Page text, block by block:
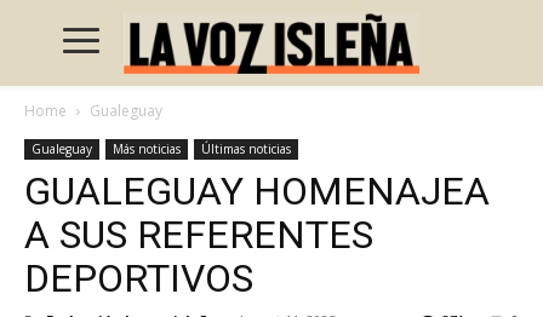
Home Gualeguay
Gualeguay Más noticias Últimas noticias
GUALEGUAY HOMENAJEA
A SUS REFERENTES
DEPORTIVOS